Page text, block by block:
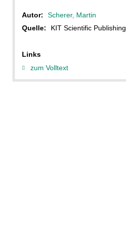
Autor:
Scherer, Martin
Quelle:
KIT Scientific Publishing
Links
zum Volltext